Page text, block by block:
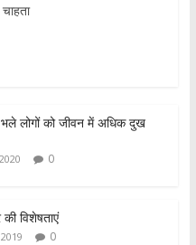
लोगों को जीवन में अधिक दुख
0
की विशेषताएं
0